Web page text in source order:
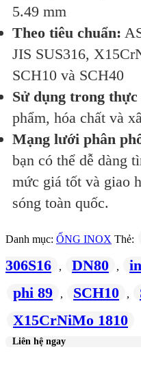
5.49 mm
Theo tiêu chuẩn:
JIS SUS316,
SCH10 và SCH40
Sử dụng trong thực
phẩm, hóa chất và
Mạng lưới phân
bạn có thể dễ dàng
mức giá tốt và giao
sóng toàn quốc.
Danh mục: ỐNG INOX Thẻ:
306S16
, DN80 ,
phi 89 , SCH10 ,
X15CrNiMo 1810
Liên hệ ngay